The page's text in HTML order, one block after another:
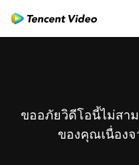
ขออภัยวิดีโอนี้ไม่สา
ของคุณเนื่อง